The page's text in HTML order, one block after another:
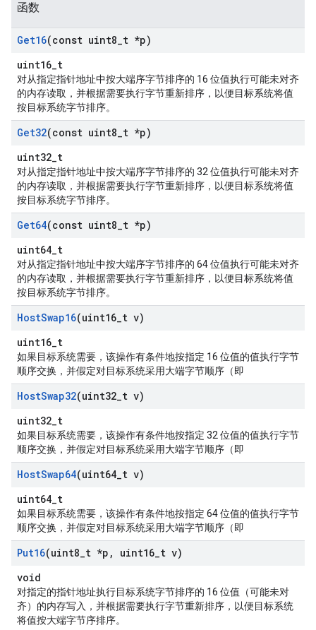
函数
Get16(const uint8 t *p)
uint16_t
对从指定指针地址中按大端序字节排序的 16 位值执行可能未对齐
的内存读取，并根据需要执行字节重新排序，以便目标系统将值
按目标系统字节排序。
Get32(const uint8 t *p)
uint32_t
对从指定指针地址中按大端序字节排序的 32 位值执行可能未对齐
的内存读取，并根据需要执行字节重新排序，以便目标系统将值
按目标系统字节排序。
Get64(const uint8 t *p)
uint64_t
对从指定指针地址中按大端序字节排序的 64 位值执行可能未对齐
的内存读取，并根据需要执行字节重新排序，以便目标系统将值
按目标系统字节排序。
HostSwap16(uint16 t v)
uint16_t
如果目标系统需要，该操作有条件地按指定 16 位值的值执行字节
顺序交换，并假定对目标系统采用大端字节顺序（即
HostSwap32(uint32 t v)
uint32_t
如果目标系统需要，该操作有条件地按指定 32 位值的值执行字节
顺序交换，并假定对目标系统采用大端字节顺序（即
HostSwap64(uint64 t v)
uint64_t
如果目标系统需要，该操作有条件地按指定 64 位值的值执行字节
顺序交换，并假定对目标系统采用大端字节顺序（即
Put16(uint8 t *p , uint16 t v)
void
对指定的指针地址执行目标系统字节排序的 16 位值（可能未对
齐）的内存写入，并根据需要执行字节重新排序，以便目标系统
将值按大端字节序排序。